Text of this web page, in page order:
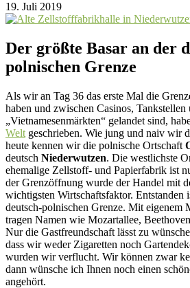
19. Juli 2019
Der größte Basar an der
polnischen Grenze
Als wir an Tag 36 das erste Mal die
haben und zwischen Casinos, Tankstellen
„Vietnamesenmärkten“ gelandet sind,
Welt geschrieben. Wie jung und naiv wir
heute kennen wir die polnische Ortschaft
deutsch Niederwutzen. Die westlichste
ehemalige Zellstoff- und Papierfabrik ist
der Grenzöffnung wurde der Handel mit
wichtigsten Wirtschaftsfaktor. Entstanden
deutsch-polnischen Grenze. Mit eigenem
tragen Namen wie Mozartallee,
Nur die Gastfreundschaft lässt zu
dass wir weder Zigaretten noch
wurden wir verflucht. Wir können zwar
dann wünsche ich Ihnen noch einen
angehört.